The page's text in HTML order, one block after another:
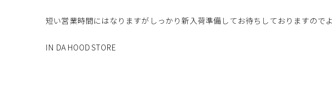
短い営業時間にはなりますがしっかり新入荷準備してお待ちしておりますので
IN DA HOOD STORE